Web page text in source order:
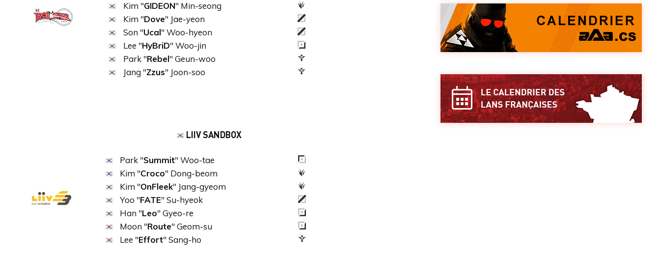
Kim "GIDEON" Min-seong
Kim "Dove" Jae-yeon
Son "Ucal" Woo-hyeon
Lee "HyBriD" Woo-jin
Park "Rebel" Geun-woo
Jang "Zzus" Joon-soo
LIIV SANDBOX
Park "Summit" Woo-tae
Kim "Croco" Dong-beom
Kim "OnFleek" Jang-gyeom
Yoo "FATE" Su-hyeok
Han "Leo" Gyeo-re
Moon "Route" Geom-su
Lee "Effort" Sang-ho